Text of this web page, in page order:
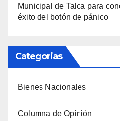
Municipal de Talca para
éxito del botón de pánico
Categorias
Bienes Nacionales
Columna de Opinión